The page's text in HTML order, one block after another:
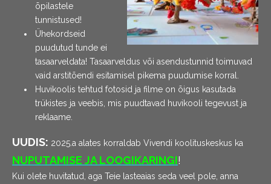
õpilastele
tunnistused!
Ühekordseid
puudutud tunde ei
tasaarveldata! Tasaarveldus või asendustunnid toimuvad
vaid arstitõendi esitamisel pikema puudumise korral.
Huvikoolis tehtud fotosid ja filme on õigus kasutada
trükistes ja veebis, mis puudtavad huvikooli tegevust ja
reklaame.
UUDIS: 2025.a alates korraldab Vivendi koolituskeskus ka
NUPUTAMISE JA LOOGIKARINGI!
Kui olete huvitatud, aga Teie lasteaias seda veel pole, anna